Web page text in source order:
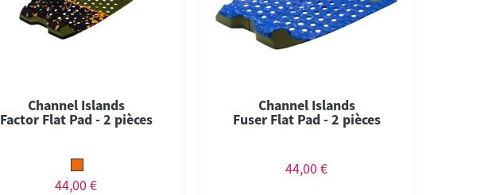
Channel Islands
Factor Flat Pad - 2 pièces
44,00 €
Channel Islands
Fuser Flat Pad - 2 pièces
44,00 €